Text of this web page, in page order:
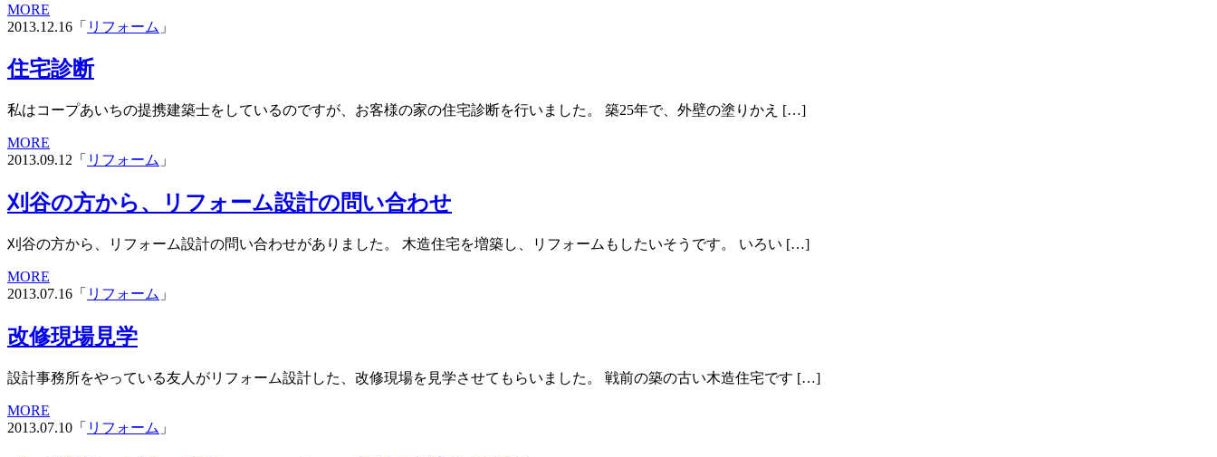
MORE
2013.12.16「 リフォーム 」
住宅診断
私はコープあいちの提携建築士をしているのですが、お客様の家の住宅診断を行いました。 築25年で、外壁の塗りかえ […]
MORE
2013.09.12「 リフォーム 」
刈谷の方から、リフォーム設計の問い合わせ
刈谷の方から、リフォーム設計の問い合わせがありました。 木造住宅を増築し、リフォームもしたいそうです。 いろい […]
MORE
2013.07.16「 リフォーム 」
改修現場見学
設計事務所をやっている友人がリフォーム設計した、改修現場を見学させてもらいました。 戦前の築の古い木造住宅です […]
MORE
2013.07.10「 リフォーム 」